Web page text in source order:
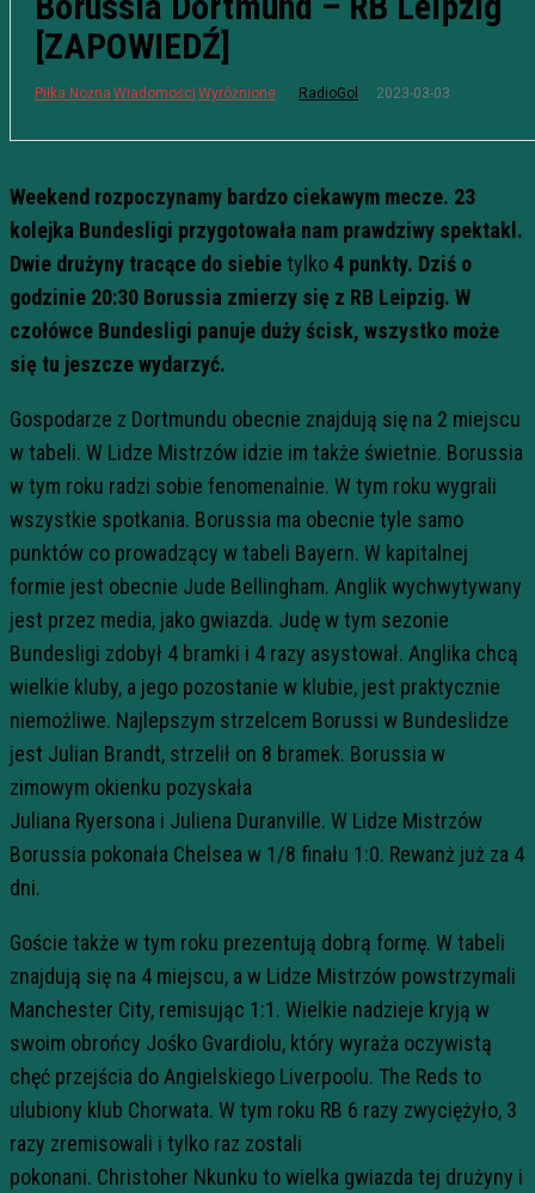
[ZAPOWIEDŹ]
Piłka Nożna Wiadomości Wyróżnione RadioGol 2023-03-03
Weekend rozpoczynamy bardzo ciekawym mecze. 23
kolejka Bundesligi przygotowała nam prawdziwy spektakl.
Dwie drużyny tracące do siebietylko4 punkty. Dziś o
godzinie 20:30 Borussia zmierzy się z RB Leipzig. W
czołówce Bundesligi panuje duży ścisk, wszystko może
się tu jeszcze wydarzyć.
Gospodarze z Dortmundu obecnie znajdują się na 2 miejscu
w tabeli. W Lidze Mistrzów idzie im także świetnie. Borussia
w tym roku radzi sobie fenomenalnie. W tym roku wygrali
wszystkie spotkania. Borussia ma obecnie tyle samo
punktów co prowadzący w tabeli Bayern. W kapitalnej
formie jest obecnie Jude Bellingham. Anglik wychwytywany
jest przez media, jako gwiazda. Judę w tym sezonie
Bundesligi zdobył 4 bramki i 4 razy asystował. Anglika chcą
wielkie kluby, a jego pozostanie w klubie, jest praktycznie
niemożliwe. Najlepszym strzelcem Borussi w Bundeslidze
jest Julian Brandt, strzelił on 8 bramek. Borussia w
zimowym okienku pozyskała
Juliana Ryersona i Juliena Duranville. W Lidze Mistrzów
Borussia pokonała Chelsea w 1/8 finału 1:0. Rewanż już za 4
dni.
Goście także w tym roku prezentują dobrą formę. W tabeli
znajdują się na 4 miejscu, a w Lidze Mistrzów powstrzymali
Manchester City, remisując 1:1. Wielkie nadzieje kryją w
swoim obrońcy Jośko Gvardiolu, który wyraża oczywistą
chęć przejścia do Angielskiego Liverpoolu. The Reds to
ulubiony klub Chorwata. W tym roku RB 6 razy zwyciężyło, 3
razy zremisowali i tylko raz zostali
pokonani. Christoher Nkunku to wielka gwiazda tej drużyny i